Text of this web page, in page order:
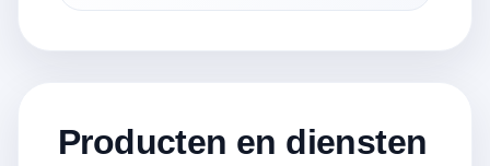
Producten en diensten